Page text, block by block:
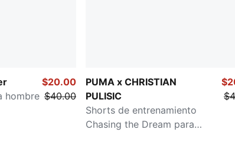
hombre
$20.00
$40.00
PUMA x CHRISTIAN
PULISIC
Shorts de entrenamiento
Chasing the Dream para